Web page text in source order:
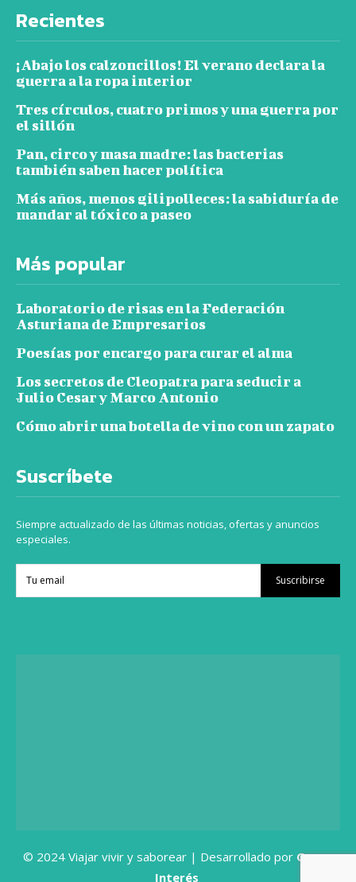
Recientes
¡Abajo los calzoncillos! El verano declara la
guerra a la ropa interior
Tres círculos, cuatro primos y una guerra por
el sillón
Pan, circo y masa madre: las bacterias
también saben hacer política
Más años, menos gilipolleces: la sabiduría de
mandar al tóxico a paseo
Más popular
Laboratorio de risas en la Federación
Asturiana de Empresarios
Poesías por encargo para curar el alma
Los secretos de Cleopatra para seducir a
Julio Cesar y Marco Antonio
Cómo abrir una botella de vino con un zapato
Suscríbete
Siempre actualizado de las últimas noticias, ofertas y anuncios
especiales.
Suscribirse
© 2024 Viajar vivir y saborear | Desarrollado por Grupo
Interés